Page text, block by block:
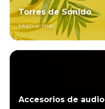
Torres de Sonido
Mostrar más
Accesorios de audio